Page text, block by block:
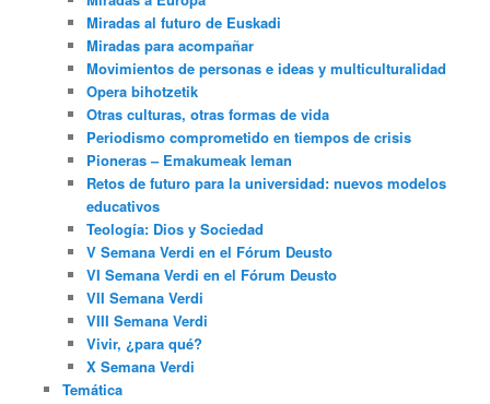
Miradas al futuro de Euskadi
Miradas para acompañar
Movimientos de personas e ideas y multiculturalidad
Opera bihotzetik
Otras culturas, otras formas de vida
Periodismo comprometido en tiempos de crisis
Pioneras – Emakumeak leman
Retos de futuro para la universidad: nuevos modelos
educativos
Teología: Dios y Sociedad
V Semana Verdi en el Fórum Deusto
VI Semana Verdi en el Fórum Deusto
VII Semana Verdi
VIII Semana Verdi
Vivir, ¿para qué?
X Semana Verdi
Temática